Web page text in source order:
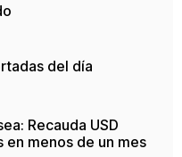
del día
Recauda USD
en menos de un mes